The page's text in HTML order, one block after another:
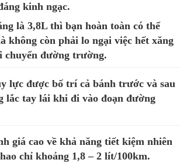
kinh ngạc.
là 3,8L thì bạn hoàn toàn có thể
không còn phải lo ngại việc hết xăng
chuyển đường trường.
lực được bố trí cả bánh trước và sau
lắc tay lái khi đi vào đoạn đường
giá cao về khả năng tiết kiệm nhiên
chỉ khoảng 1,8 – 2 lít/100km.